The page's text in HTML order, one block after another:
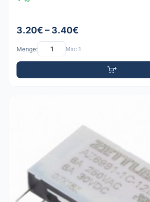
3.20€ – 3.40€
Menge: Min: 1